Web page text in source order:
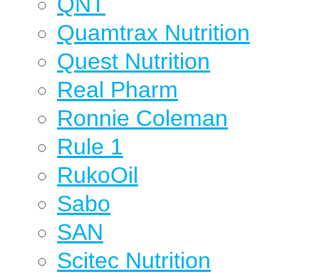
Quamtrax Nutrition
Quest Nutrition
Real Pharm
Ronnie Coleman
Rule 1
RukoOil
Sabo
SAN
Scitec Nutrition